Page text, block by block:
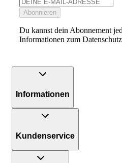
Abonnieren
Du kannst dein Abonnement
Informationen zum
Informationen
Kundenservice